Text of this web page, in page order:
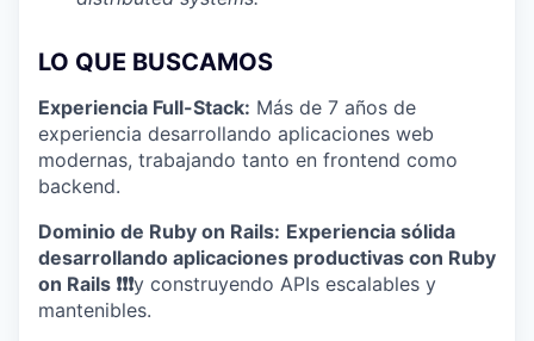
LO QUE BUSCAMOS
Experiencia Full-Stack: Más de 7 años de
experiencia desarrollando aplicaciones web
modernas, trabajando tanto en frontend como
backend.
Dominio de Ruby on Rails: Experiencia sólida
desarrollando aplicaciones productivas con Ruby
on Rails ❗❗❗y construyendo APIs escalables y
mantenibles.